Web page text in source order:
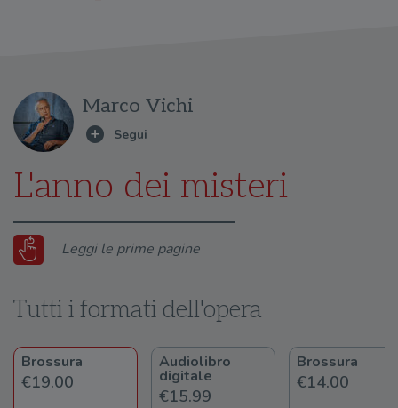
Marco Vichi
L'anno dei misteri
Leggi le prime pagine
Tutti i formati dell'opera
Brossura
€19.00
Audiolibro
digitale
€15.99
Brossura
€14.00